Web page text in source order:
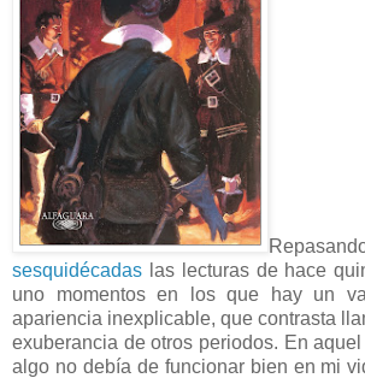
sesquidécadas las lecturas de hace
uno momentos en los que hay un
apariencia inexplicable, que contrasta
exuberancia de otros periodos. En
algo no debía de funcionar bien en mi